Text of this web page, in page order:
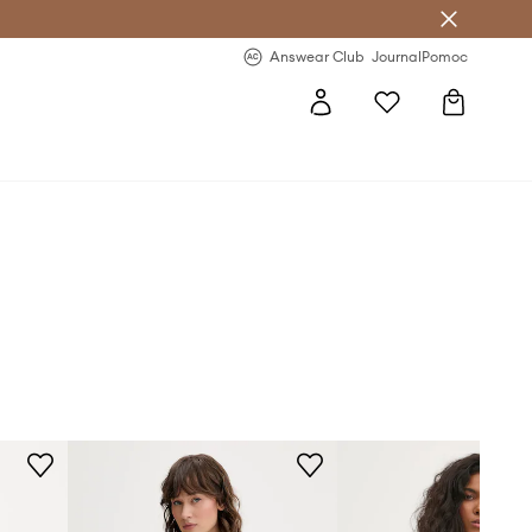
Answear Club JournalPomoc